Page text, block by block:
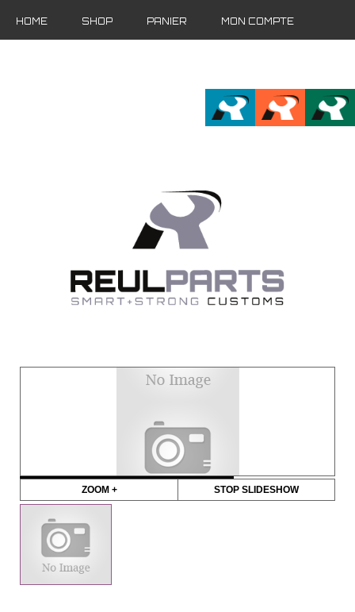
HOME SHOP PANIER MON COMPTE
ZOOM + STOP SLIDESHOW